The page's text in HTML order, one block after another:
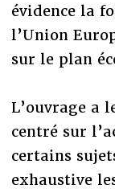
évidence la
l’Union
sur le plan
L’ouvrage a
centré sur
certains
exhaustive